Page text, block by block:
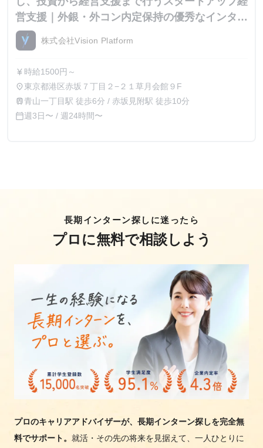
営支援｜外銀・外コン内定保持の優秀なインター
ン生が集結
株式会社Vision Platform
currency_yen 時給1500円～
place東京都港区赤坂７丁目２−２１草月会館９F
train青山一丁目駅 徒歩6分 / 赤坂見附駅 徒歩10分
calendar_today週3日〜 / 週24時間〜
長期インターン探しに迷ったら
プロに無料で相談しよう
プロのキャリアアドバイザーが、長期インターン探しを完全無
料でサポート。 就活・その先の将来を見据えて、一人ひとりに